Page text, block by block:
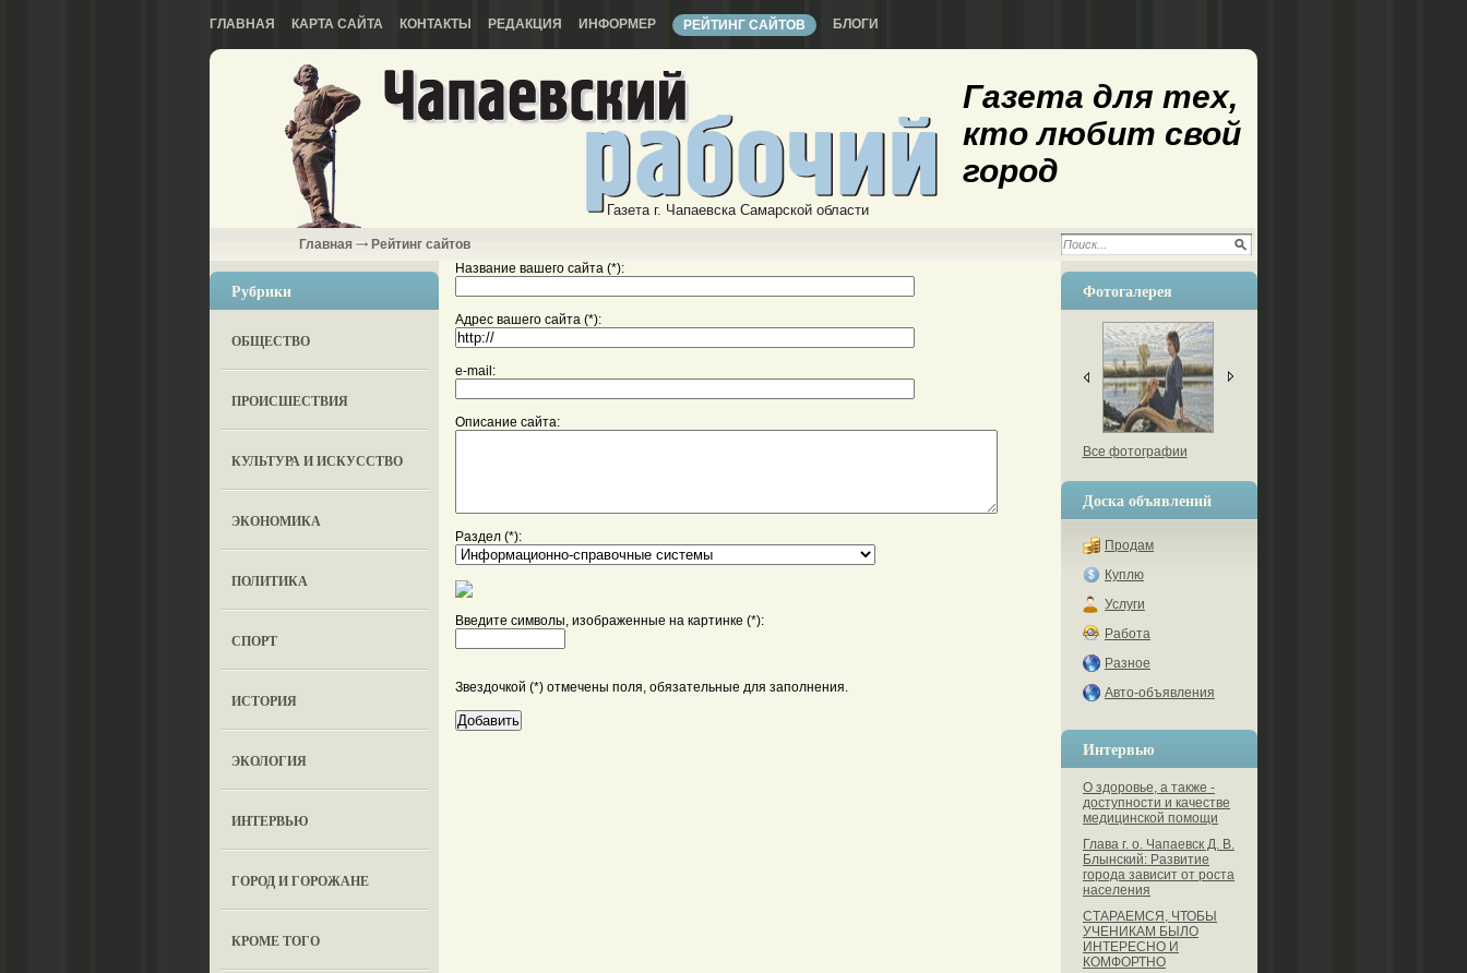
ГЛАВНАЯ КАРТА САЙТА КОНТАКТЫ РЕДАКЦИЯ ИНФОРМЕР РЕЙТИНГ САЙТОВ БЛОГИ
Газета г. Чапаевска Самарской области
Газета для тех,
кто любит свой
город
Главная Рейтинг сайтов
Рубрики
ОБЩЕСТВО
ПРОИСШЕСТВИЯ
КУЛЬТУРА И ИСКУССТВО
ЭКОНОМИКА
ПОЛИТИКА
СПОРТ
ИСТОРИЯ
ЭКОЛОГИЯ
ИНТЕРВЬЮ
ГОРОД И ГОРОЖАНЕ
КРОМЕ ТОГО
Название вашего сайта (*):
Адрес вашего сайта (*):
e-mail:
Описание сайта:
Раздел (*):
Введите символы, изображенные на картинке (*):
Звездочкой (*) отмечены поля, обязательные для заполнения.
Фотогалерея
Все фотографии
Доска объявлений
Продам
Куплю
Услуги
Работа
Разное
Авто-объявления
Интервью
О здоровье, а также -
доступности и качестве
медицинской помощи
Глава г. о. Чапаевск Д. В.
Блынский: Развитие
города зависит от роста
населения
СТАРАЕМСЯ, ЧТОБЫ
УЧЕНИКАМ БЫЛО
ИНТЕРЕСНО И
КОМФОРТНО